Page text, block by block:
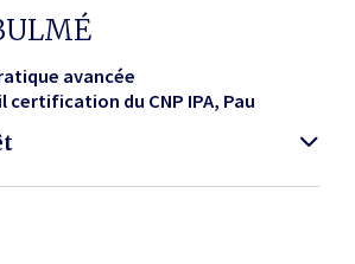
avancée
certification du CNP IPA Pau